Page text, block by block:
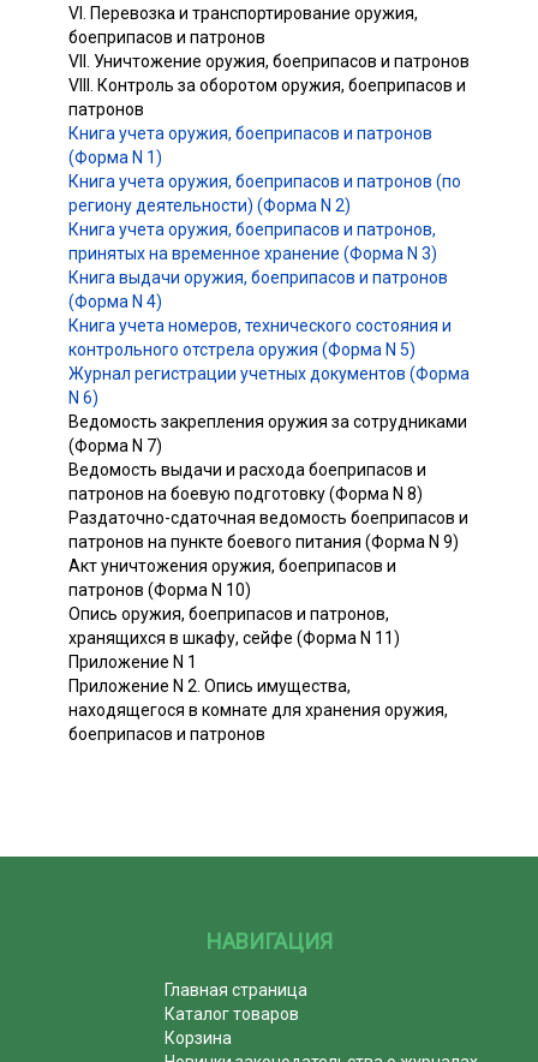
VI. Перевозка и транспортирование оружия,
боеприпасов и патронов
VII. Уничтожение оружия, боеприпасов и патронов
VIII. Контроль за оборотом оружия, боеприпасов и
патронов
Книга учета оружия, боеприпасов и патронов
(Форма N 1)
Книга учета оружия, боеприпасов и патронов (по
региону деятельности) (Форма N 2)
Книга учета оружия, боеприпасов и патронов,
принятых на временное хранение (Форма N 3)
Книга выдачи оружия, боеприпасов и патронов
(Форма N 4)
Книга учета номеров, технического состояния и
контрольного отстрела оружия (Форма N 5)
Журнал регистрации учетных документов (Форма
N 6)
Ведомость закрепления оружия за сотрудниками
(Форма N 7)
Ведомость выдачи и расхода боеприпасов и
патронов на боевую подготовку (Форма N 8)
Раздаточно-сдаточная ведомость боеприпасов и
патронов на пункте боевого питания (Форма N 9)
Акт уничтожения оружия, боеприпасов и
патронов (Форма N 10)
Опись оружия, боеприпасов и патронов,
хранящихся в шкафу, сейфе (Форма N 11)
Приложение N 1
Приложение N 2. Опись имущества,
находящегося в комнате для хранения оружия,
боеприпасов и патронов
НАВИГАЦИЯ
Главная страница
Каталог товаров
Корзина